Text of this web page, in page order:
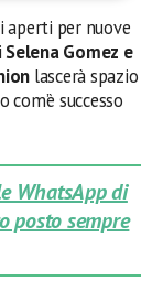
aperti per nuove
Selena Gomez e
lascerà spazio
com’è successo
WhatsApp di
posto sempre